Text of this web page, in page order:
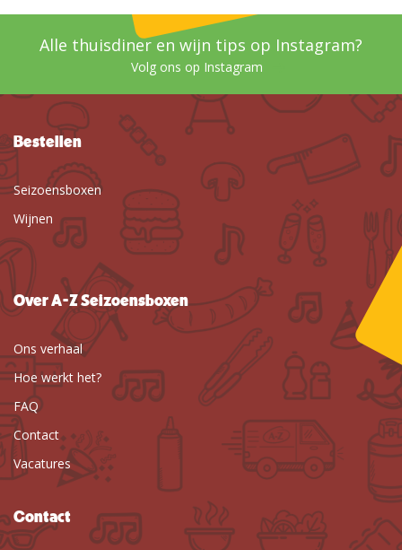
Alle thuisdiner en wijn tips op Instagram?
Volg ons op Instagram
Bestellen
Seizoensboxen
Wijnen
Over A-Z Seizoensboxen
Ons verhaal
Hoe werkt het?
FAQ
Contact
Vacatures
Contact